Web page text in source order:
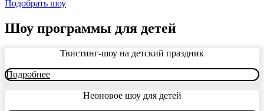
Подобрать шоу
Шоу программы для детей
Твистинг-шоу на детский праздник
Подробнее
Неоновое шоу для детей